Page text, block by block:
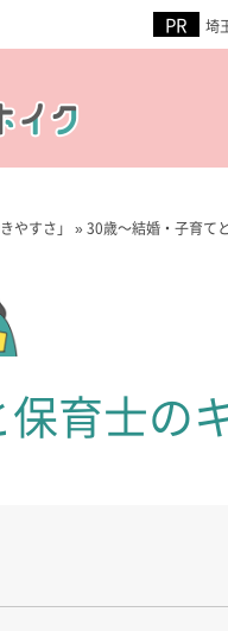
埼
やすさ」 » 30歳～結婚・子育て
育士の